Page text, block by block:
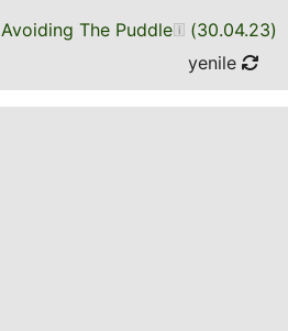
Avoiding The Puddle (30.04.23)
yenile